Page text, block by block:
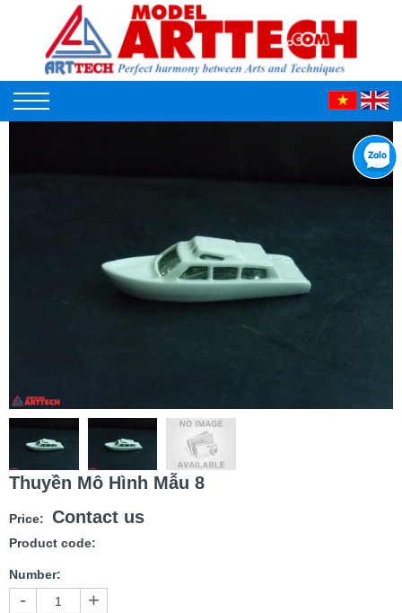
Thuyền Mô Hình Mẫu 8
Price: Contact us
Product code:
Number:
- +